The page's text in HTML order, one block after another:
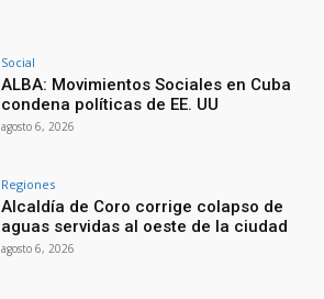
Social
ALBA: Movimientos Sociales en Cuba
condena políticas de EE. UU
agosto 6, 2026
Regiones
Alcaldía de Coro corrige colapso de
aguas servidas al oeste de la ciudad
agosto 6, 2026